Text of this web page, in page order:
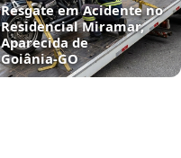
Resgate em Acidente no
Residencial Miramar,
Aparecida de
Goiânia‑GO